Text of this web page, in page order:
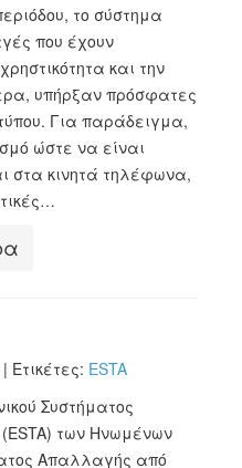
το σύστημα
που έχουν
και την
υπήρξαν πρόσφατες
Για παράδειγμα,
ώστε να είναι
στα κινητά τηλέφωνα,
Ετικέτες: ESTA
Συστήματος
(ESTA) των Ηνωμένων
Απαλλαγής από